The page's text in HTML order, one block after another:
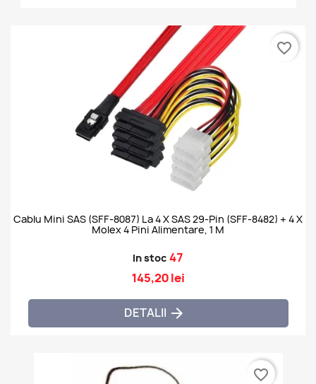
Cablu Mini SAS (SFF-8087) La 4 X SAS 29-Pin (SFF-8482) + 4 X
Molex 4 Pini Alimentare, 1 M
In stoc 47
145,20 lei
DETALII 
favorite_border
favorite_border